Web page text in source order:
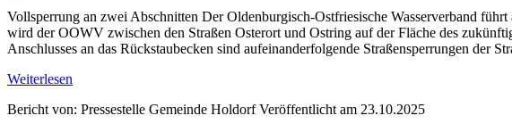
Vollsperrung an zwei Abschnitten Der Oldenburgisch-Ostfriesische Wasserverband
wird der OOWV zwischen den Straßen Osterort und Ostring auf der Fläche des
Anschlusses an das Rückstaubecken sind aufeinanderfolgende Straßensperrungen der
Weiterlesen
Bericht von: Pressestelle Gemeinde Holdorf Veröffentlicht am 23.10.2025